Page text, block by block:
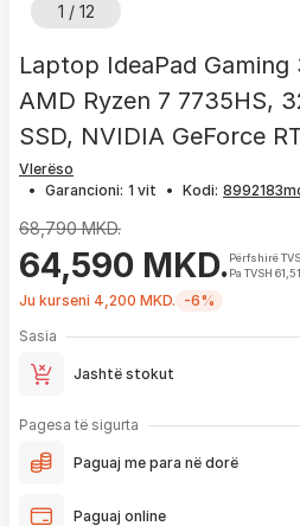
1 / 12
Laptop IdeaPad Gaming
AMD Ryzen 7 7735HS,
SSD, NVIDIA GeForce
Vlerëso
• Garancioni: 1 vit • Kodi:
68,790 MKD.
64,590 MKD.Përfshirë
Pa TVSH
Ju kurseni 4,200 MKD. -6%
Sasia
Jashtë stokut
Pagesa të sigurta
Paguaj me para në dorë
Paguaj online